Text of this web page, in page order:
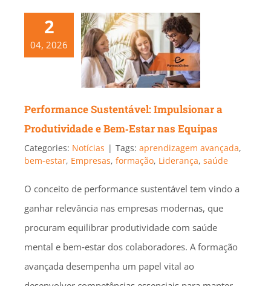
2
04, 2026
Performance Sustentável: Impulsionar a
Produtividade e Bem‑Estar nas Equipas
Categories: Notícias | Tags: aprendizagem avançada,
bem-estar, Empresas, formação, Liderança, saúde
O conceito de performance sustentável tem vindo a
ganhar relevância nas empresas modernas, que
procuram equilibrar produtividade com saúde
mental e bem‑estar dos colaboradores. A formação
avançada desempenha um papel vital ao